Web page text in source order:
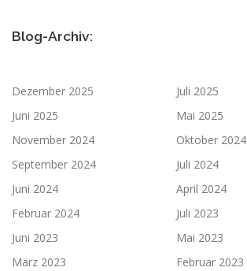
Blog-Archiv:
Dezember 2025
Juli 2025
Juni 2025
Mai 2025
November 2024
Oktober 2024
September 2024
Juli 2024
Juni 2024
April 2024
Februar 2024
Juli 2023
Juni 2023
Mai 2023
März 2023
Februar 2023